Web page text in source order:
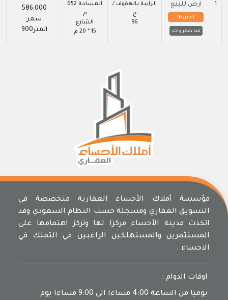
1 ارض للبيع
اعلان 96
منذ شهر واحد
الرابية بالهفوف /
ج
96
المساحة 652
م
الشارع
15 * 20 م
586,000
سعر
المتر900
مؤسسة أملاك الأحساء العقارية متخصصة في
التسويق العقاري ومسجلة حسب النظام السعودي وقد
اتخذت مدينة الأحساء مركزا لها وتركز اهتمامها على
المستثمرين والمستهلكين الراغبين في التملك في
الاحساء .
اوقات الدوام :
يوميا من الساعة 4:00 مساءا الى 9:00 مساءا يوم